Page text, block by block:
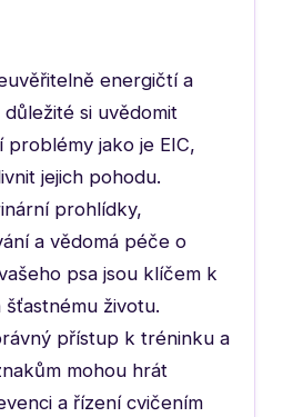
energičtí a
důležité si uvědomit
problémy jako je EIC,
jejich pohodu.
prohlídky,
a vědomá péče o
psa jsou klíčem k
životu.
přístup k tréninku a
mohou hrát
a řízení cvičením